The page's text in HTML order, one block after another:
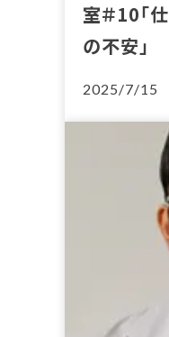
室＃10「
の不安」
2025/7/15